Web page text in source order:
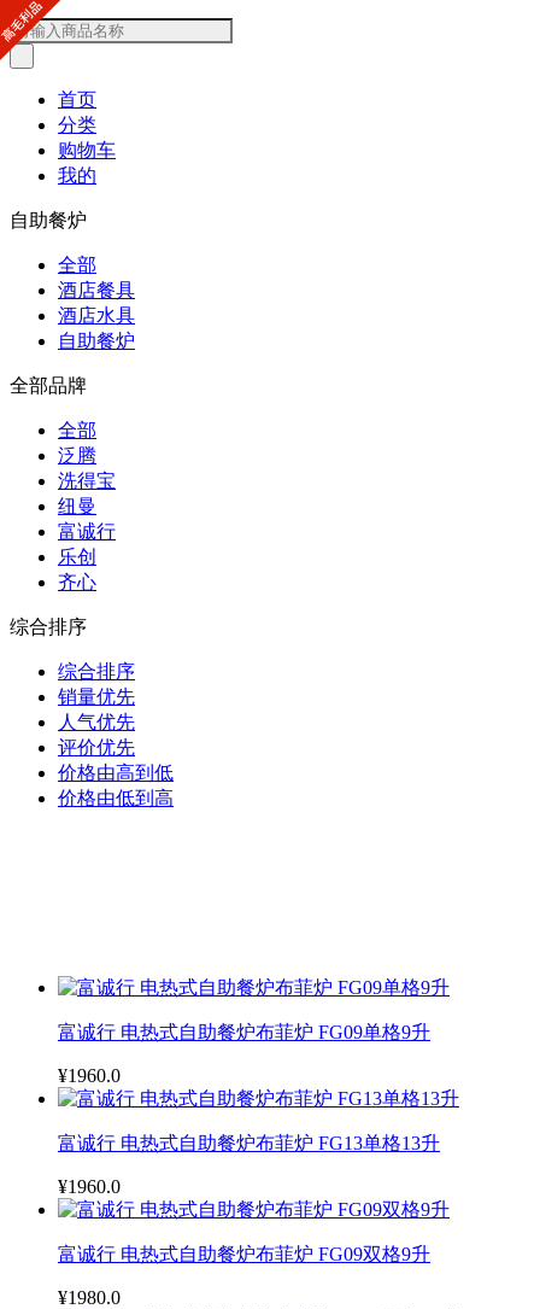
首页
分类
购物车
我的
自助餐炉
全部
酒店餐具
酒店水具
自助餐炉
全部品牌
全部
泛腾
洗得宝
纽曼
富诚行
乐创
齐心
综合排序
综合排序
销量优先
人气优先
评价优先
价格由高到低
价格由低到高
富诚行 电热式自助餐炉布菲炉 FG09单格9升
¥1960.0
富诚行 电热式自助餐炉布菲炉 FG13单格13升
¥1960.0
富诚行 电热式自助餐炉布菲炉 FG09双格9升
¥1980.0